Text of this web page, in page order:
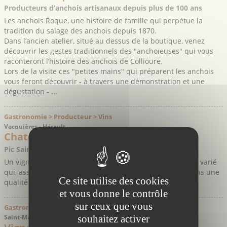
Producteurs d’anchois artisanaux depuis plus de 100 ans
Les anchois Roque, une histoire de famille qui perpétue la
tradition du salage des anchois depuis 1870.
Dans l’ancien atelier, situé au dessus de la boutique, venez
découvrir les gestes traditionnels des "anchoïeuses" qui vous
raconteront l’histoire des anchois de Collioure.
Lors de la visite ces "petites mains" qui préparent les anchois
vous feront découvrir - à travers une démonstration et une
dégustation - ...
Gastronomie > Producteur > Vins
Vacquières - Hérault
Chateau de Lascaux
Pic Saint-Loup
Un vignoble intégré au coeur d'un milieu naturel riche et varié
qui, associé à la passion et à l'expérience, donne à ses vins une
qualité et une originalité remarquables.
Gastronomie > Producteur > Vins
Saint-Mathieu-de-Tréviers - Hérault
Ce site utilise des cookies
et vous donne le contrôle
sur ceux que vous
souhaitez activer